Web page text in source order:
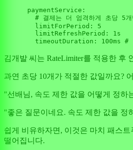
      paymentService:
        # 결제는 더 엄격하게 초당
5
        limitForPeriod:
5
        limitRefreshPeriod: 1s
김개발 씨는 RateLimiter를 적용한
과연 초당 10개가 적절한 값일까요?
"선배님, 속도 제한 값을 어떻게 정하
"좋은 질문이네요. 속도 제한 값을 정
쉽게 비유하자면, 이것은 마치 패스
떨어집니다.